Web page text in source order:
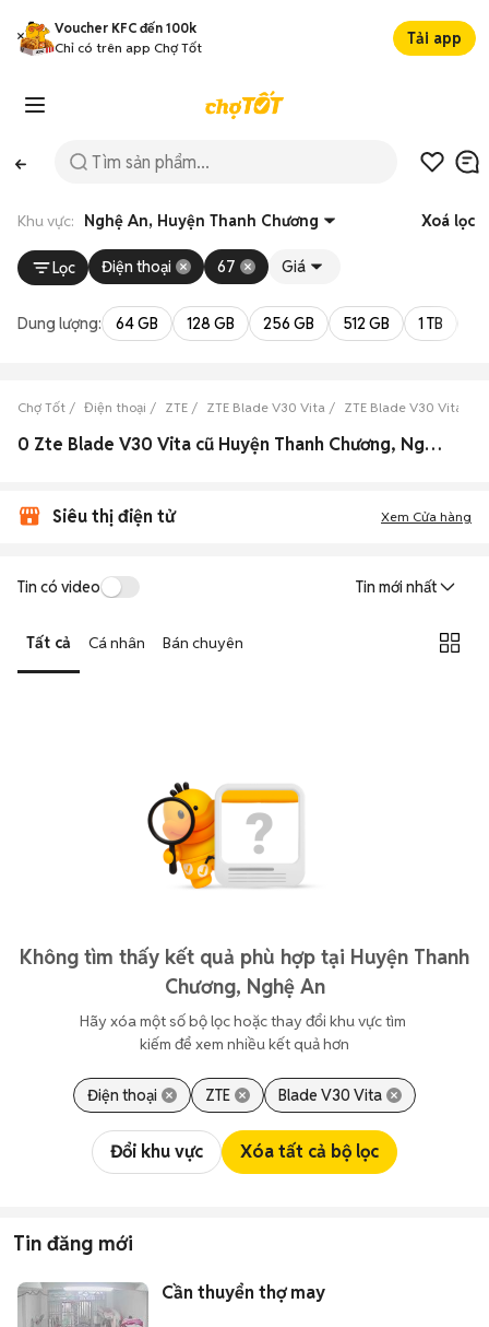
Voucher KFC đến 100k
Chỉ có trên app Chợ Tốt
Tải app
Khu vực: Nghệ An, Huyện Thanh Chương Xoá lọc
Lọc Điện thoại 67 Giá
Dung lượng: 64 GB 128 GB 256 GB 512 GB 1 TB
Chợ Tốt Điện thoại ZTE ZTE Blade V30 Vita ZTE Blade V30 Vita
0 Zte Blade V30 Vita cũ Huyện Thanh Chương, Nghệ An đẹp
Siêu thị điện tử Xem Cửa hàng
Tin có video Tin mới nhất
Tất cả Cá nhân Bán chuyên
Không tìm thấy kết quả phù hợp tại Huyện Thanh
Chương, Nghệ An
Hãy xóa một số bộ lọc hoặc thay đổi khu vực tìm
kiếm để xem nhiều kết quả hơn
Điện thoại ZTE Blade V30 Vita
Đổi khu vực Xóa tất cả bộ lọc
Tin đăng mới
Cần thuyển thợ may